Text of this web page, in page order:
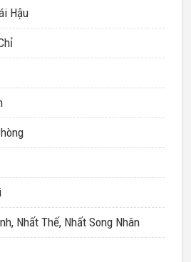
Hậu
Nhất Thế, Nhất Song Nhân